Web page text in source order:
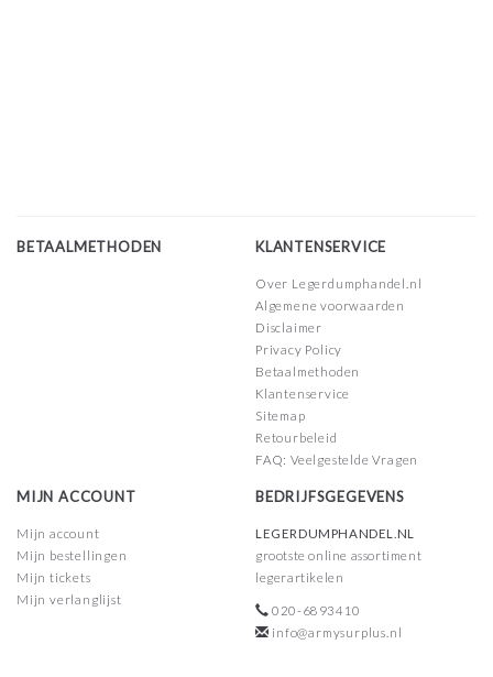
BETAALMETHODEN KLANTENSERVICE
Over Legerdumphandel.nl
Algemene voorwaarden
Disclaimer
Privacy Policy
Betaalmethoden
Klantenservice
Sitemap
Retourbeleid
FAQ: Veelgestelde Vragen
MIJN ACCOUNT
Mijn account
Mijn bestellingen
Mijn tickets
Mijn verlanglijst
BEDRIJFSGEGEVENS
LEGERDUMPHANDEL.NL
grootste online assortiment
legerartikelen
020-6893410
info@armysurplus.nl